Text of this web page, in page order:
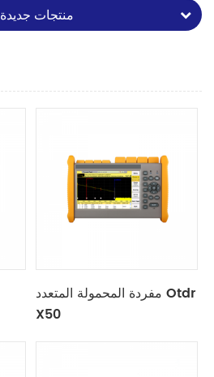
منتجات جديدة
مفردة المحمولة المتعدد Otdr
X50